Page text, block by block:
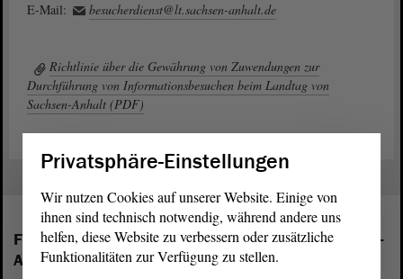
E-Mail:
besucherdienst@lt.sachsen-anhalt.de
Richtlinie über die Gewährung von Zuwendungen zur
Durchführung von Informationsbesuchen beim Landtag von
Sachsen-Anhalt (PDF)
Folgende Fraktionen sind im Landtag von Sachsen-
Anhalt vertreten:
Privatsphäre-Einstellungen
Wir nutzen Cookies auf unserer Website. Einige von
ihnen sind technisch notwendig, während andere uns
helfen, diese Website zu verbessern oder zusätzliche
Funktionalitäten zur Verfügung zu stellen.